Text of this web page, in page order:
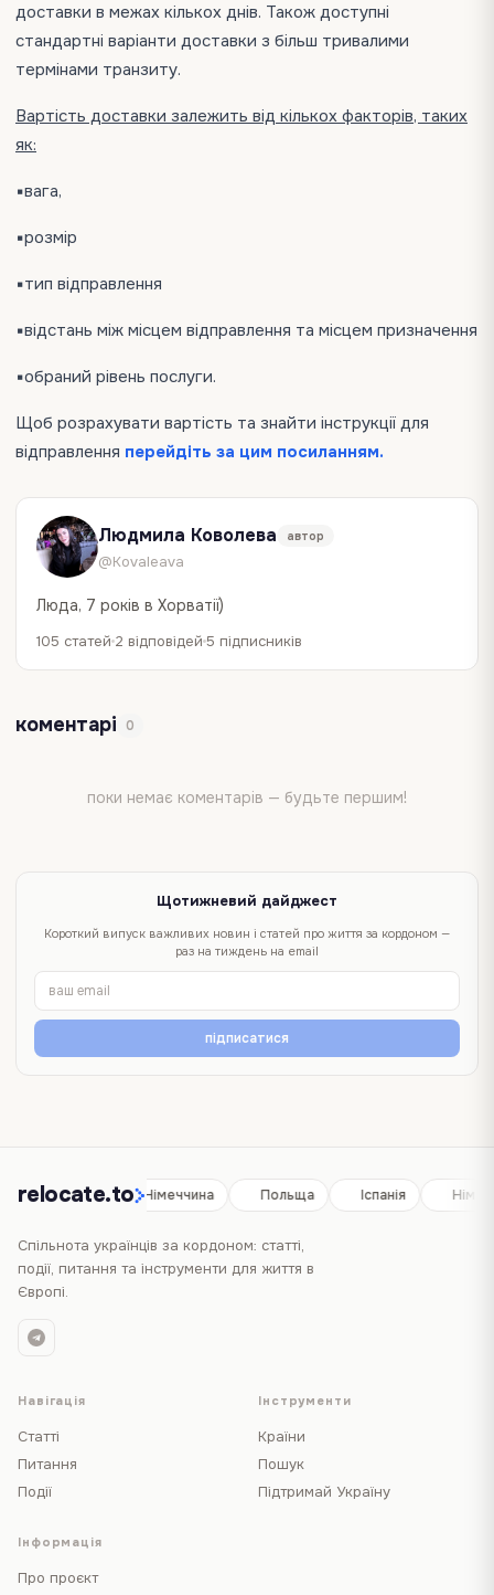
доставки в межах кількох днів. Також доступні
стандартні варіанти доставки з більш тривалими
термінами транзиту.
Вартість доставки залежить від кількох факторів, таких
як:
▪️вага,
▪️розмір
▪️тип відправлення
▪️відстань між місцем відправлення та місцем призначення
▪️обраний рівень послуги.
Щоб розрахувати вартість та знайти інструкції для
відправлення перейдіть за цим посиланням.
Людмила Коволева автор
@Kovaleava
Люда, 7 років в Хорватії)
105 статей 2 відповідей 5 підписників
коментарі 0
поки немає коментарів — будьте першим!
Щотижневий дайджест
Короткий випуск важливих новин і статей про життя за кордоном —
раз на тиждень на email
підписатися
relocate.to
Іспанія Німеччина Польща Іспанія
Спільнота українців за кордоном: статті,
події, питання та інструменти для життя в
Європі.
Навігація
Статті
Питання
Події
Інструменти
Країни
Пошук
Підтримай Україну
Інформація
Про проєкт